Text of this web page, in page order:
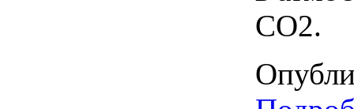
CO2.